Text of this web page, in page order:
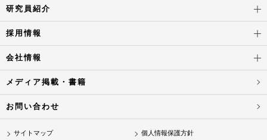
研究員紹介
採用情報
会社情報
メディア掲載・書籍
お問い合わせ
サイトマップ 個人情報保護方針